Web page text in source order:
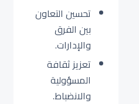
تحسين التعاون
بين الفرق
والإدارات.
تعزيز ثقافة
المسؤولية
والانضباط.